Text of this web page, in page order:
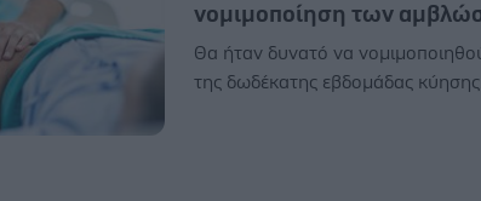
νομιμοποίηση των
Θα ήταν δυνατό να
της δωδέκατης εβδομάδας κύησης.